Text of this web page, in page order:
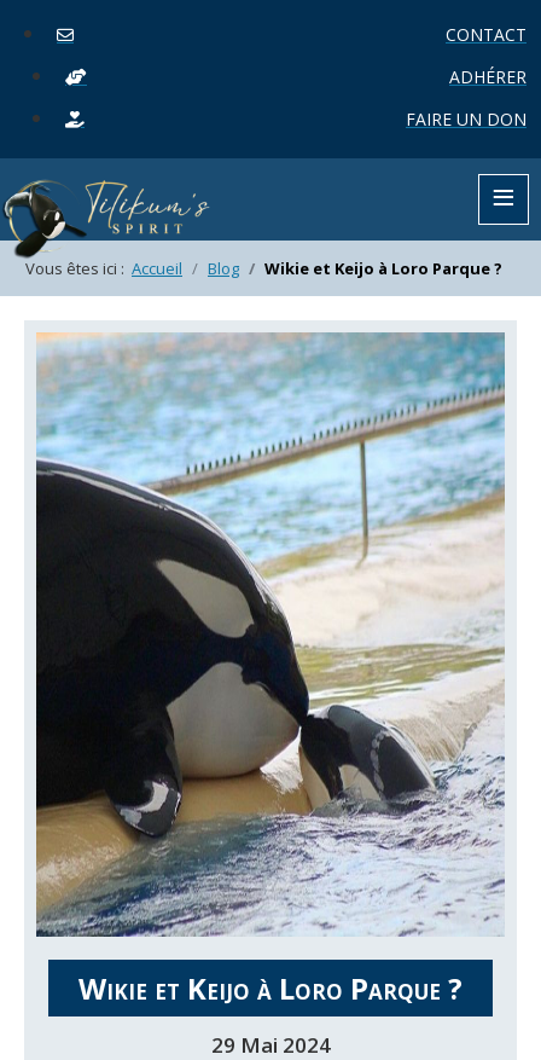
CONTACT
ADHÉRER
FAIRE UN DON
≡
Vous êtes ici : Accueil Blog Wikie et Keijo à Loro Parque ?
Wikie et Keijo à Loro Parque ?
29 Mai 2024